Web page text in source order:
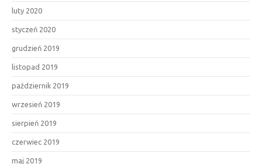
luty 2020
styczeń 2020
grudzień 2019
listopad 2019
październik 2019
wrzesień 2019
sierpień 2019
czerwiec 2019
maj 2019